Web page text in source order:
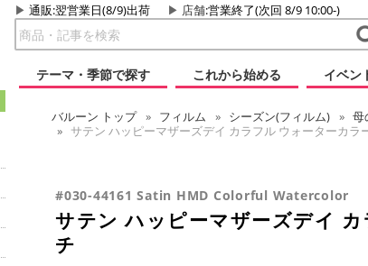
通販:翌営業日(8/9)出荷 店舗:営業終了(次回 8/9 10:00-)
テーマ・季節で探す
これから始める イベン
バルーン トップ フィルム シーズン(フィルム)
母
サテン ハッピーマザーズデイ カラフル ウォーターカラ
#030-44161 Satin HMD Colorful Watercolor
サテン ハッピーマザーズデイ
チ